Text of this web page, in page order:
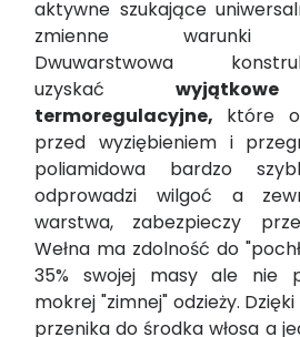
aktywne szukające
zmienne warunki
Dwuwarstwowa
uzyskać
termoregulacyjne, które
przed wyziębieniem i
poliamidowa bardzo
odprowadzi wilgoć a
warstwa, zabezpieczy
Wełna ma zdolność do
35% swojej masy ale nie
mokrej "zimnej" odzieży.
przenika do środka włosa a